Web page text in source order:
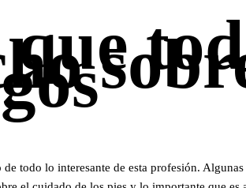
todo lo interesante de esta profesión.